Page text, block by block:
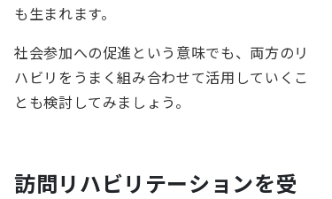
も生まれます。
社会参加への促進という意味でも、両方のリ
ハビリをうまく組み合わせて活用していくこ
とも検討してみましょう。
訪問リハビリテーションを受